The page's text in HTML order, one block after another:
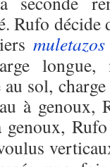
Rufo décide
muletazos
sol,
à
genoux,